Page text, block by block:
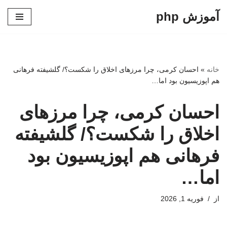
آموزش php
خانه » احسان کرمی، چرا مرزهای اخلاق را شکست؟/ گلشیفته فرهانی
هم اپوزیسیون بود اما…
احسان کرمی، چرا مرزهای
اخلاق را شکست؟/ گلشیفته
فرهانی هم اپوزیسیون بود
اما…
از فوریه 1, 2026